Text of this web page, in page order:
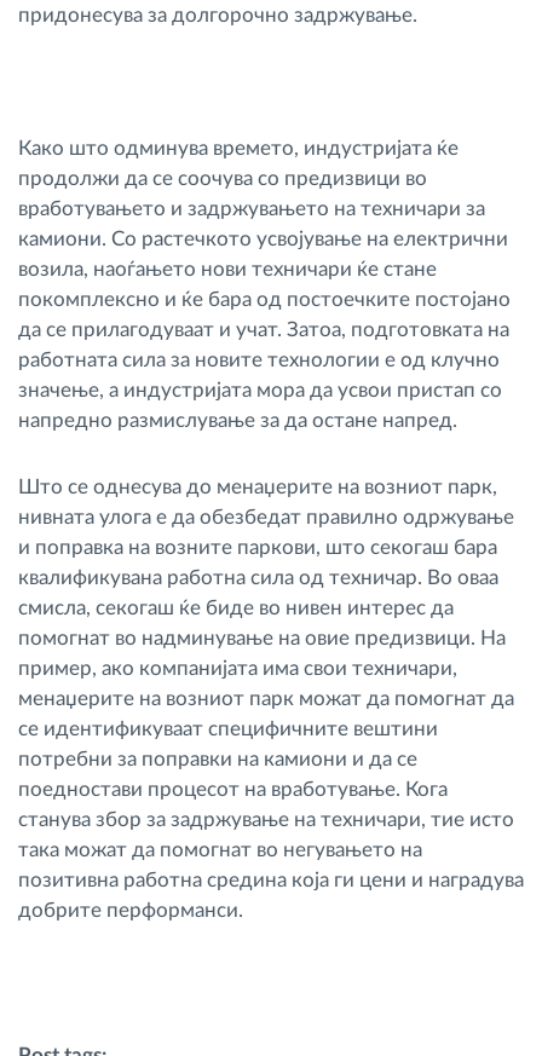
придонесува за долгорочно задржување.
Како што одминува времето, индустријата ќе
продолжи да се соочува со предизвици во
вработувањето и задржувањето на техничари за
камиони. Со растечкото усвојување на електрични
возила, наоѓањето нови техничари ќе стане
покомплексно и ќе бара од постоечките постојано
да се прилагодуваат и учат. Затоа, подготовката на
работната сила за новите технологии е од клучно
значење, а индустријата мора да усвои пристап со
напредно размислување за да остане напред.
Што се однесува до менаџерите на возниот парк,
нивната улога е да обезбедат правилно одржување
и поправка на возните паркови, што секогаш бара
квалификувана работна сила од техничар. Во оваа
смисла, секогаш ќе биде во нивен интерес да
помогнат во надминување на овие предизвици. На
пример, ако компанијата има свои техничари,
менаџерите на возниот парк можат да помогнат да
се идентификуваат специфичните вештини
потребни за поправки на камиони и да се
поедностави процесот на вработување. Кога
станува збор за задржување на техничари, тие исто
така можат да помогнат во негувањето на
позитивна работна средина која ги цени и наградува
добрите перформанси.